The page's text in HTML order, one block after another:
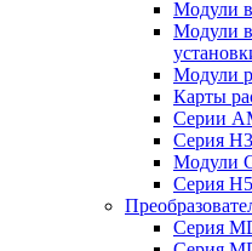
Модули
Модули
Модули
Карты
Серии
Серия
Модули
Серия
Серия